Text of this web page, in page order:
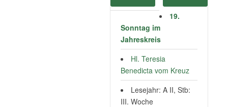
19.
Sonntag im
Jahreskreis
Hl. Teresia
Benedicta vom Kreuz
Lesejahr: A II, Stb:
III. Woche